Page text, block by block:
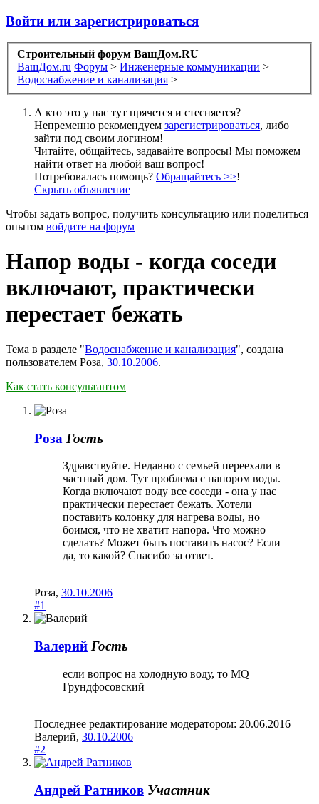
Войти или зарегистрироваться
Строительный форум ВашДом.RU
ВашДом.ru Форум > Инженерные коммуникации >
Водоснабжение и канализация >
А кто это у нас тут прячется и стесняется?
Непременно рекомендуем зарегистрироваться, либо
зайти под своим логином!
Читайте, общайтесь, задавайте вопросы! Мы поможем
найти ответ на любой ваш вопрос!
Потребовалась помощь? Обращайтесь >>!
Скрыть объявление
Чтобы задать вопрос, получить консультацию или поделиться
опытом войдите на форум
Напор воды - когда соседи
включают, практически
перестает бежать
Тема в разделе "Водоснабжение и канализация", создана
пользователем Роза, 30.10.2006.
Как стать консультантом
Роза Гость
Здравствуйте. Недавно с семьей переехали в
частный дом. Тут проблема с напором воды.
Когда включают воду все соседи - она у нас
практически перестает бежать. Хотели
поставить колонку для нагрева воды, но
боимся, что не хватит напора. Что можно
сделать? Может быть поставить насос? Если
да, то какой? Спасибо за ответ.
Роза, 30.10.2006
#1
Валерий Гость
если вопрос на холодную воду, то MQ
Грундфосовский
Последнее редактирование модератором: 20.06.2016
Валерий, 30.10.2006
#2
Андрей Ратников Участник